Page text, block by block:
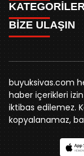
ANASAYFA
AKSU CANLI
MEYDAN CANLI
MEDRESELER CANLI
MERAKÜM CANLI
YUKARI TEKKE
KURUMSAL KİMLİK
REKLAM FİYATLARI
BİZE ULAŞIN
KÜNYE
RESMİ İLANLAR
WHATSAPP
SPOR
SİYASET
BELEDİYE
SİVAS VALİLİĞİ
ÜNİVERSİTE
KURUMLAR
STK
YORUM
İLÇELER
BİZE ULAŞIN
0346 221 00
Örtülüpınar
Sivas
buyuksivas.com
haber içerikleri
iktibas edilemez.
kopyalanamaz,